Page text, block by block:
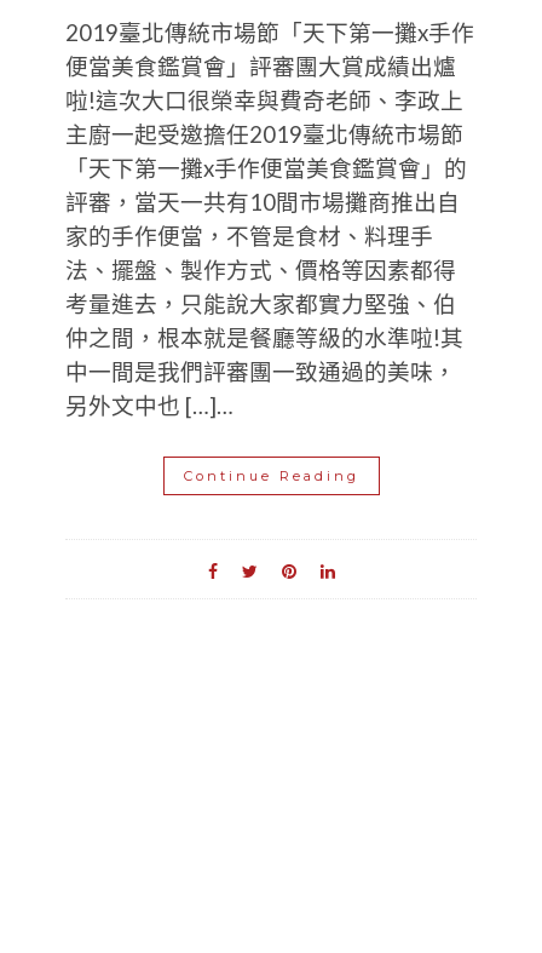
2019臺北傳統市場節「天下第一攤x手作
便當美食鑑賞會」評審團大賞成績出爐
啦!這次大口很榮幸與費奇老師、李政上
主廚一起受邀擔任2019臺北傳統市場節
「天下第一攤x手作便當美食鑑賞會」的
評審，當天一共有10間市場攤商推出自
家的手作便當，不管是食材、料理手
法、擺盤、製作方式、價格等因素都得
考量進去，只能說大家都實力堅強、伯
仲之間，根本就是餐廳等級的水準啦!其
中一間是我們評審團一致通過的美味，
另外文中也 […]…
Continue Reading